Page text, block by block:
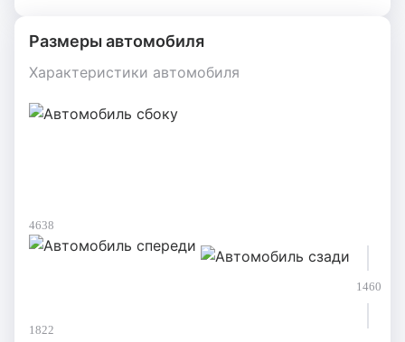
Размеры автомобиля
Характеристики автомобиля
4638
1822
1460